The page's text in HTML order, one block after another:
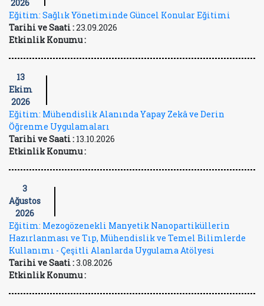
2026
Eğitim: Sağlık Yönetiminde Güncel Konular Eğitimi
Tarihi ve Saati :23.09.2026
Etkinlik Konumu :
13
Ekim
2026
Eğitim: Mühendislik Alanında Yapay Zekâ ve Derin
Öğrenme Uygulamaları
Tarihi ve Saati : 13.10.2026
Etkinlik Konumu :
3
Ağustos
2026
Eğitim: Mezogözenekli Manyetik Nanopartiküllerin
Hazırlanması ve Tıp, Mühendislik ve Temel Bilimlerde
Kullanımı - Çeşitli Alanlarda Uygulama Atölyesi
Tarihi ve Saati :3.08.2026
Etkinlik Konumu :